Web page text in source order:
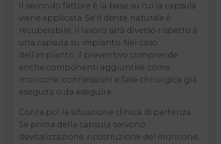
Il secondo fattore è la base su cui la capsula
viene applicata. Se il dente naturale è
recuperabile, il lavoro sarà diverso rispetto a
una capsula su impianto. Nel caso
dell’impianto, il preventivo comprende
anche componenti aggiuntive come
moncone, connessioni e fase chirurgica già
eseguita o da eseguire.
Conta poi la situazione clinica di partenza.
Se prima della capsula servono
devitalizzazione, ricostruzione del moncone,